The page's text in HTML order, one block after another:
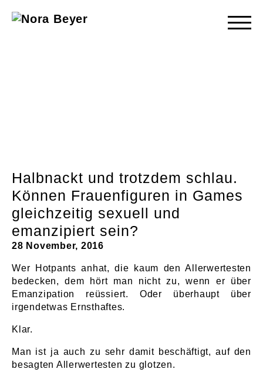
Halbnackt und trotzdem schlau.
Können Frauenfiguren in Games
gleichzeitig sexuell und
emanzipiert sein?
28 November, 2016
Wer Hotpants anhat, die kaum den Allerwertesten
bedecken, dem hört man nicht zu, wenn er über
Emanzipation reüssiert. Oder überhaupt über
irgendetwas Ernsthaftes.
Klar.
Man ist ja auch zu sehr damit beschäftigt, auf den
besagten Allerwertesten zu glotzen.